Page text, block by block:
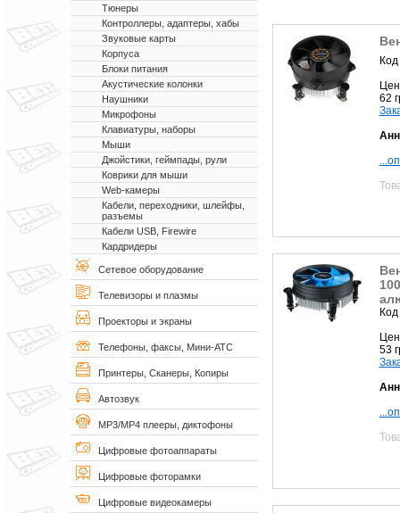
Тюнеры
Контроллеры, адаптеры, хабы
Звуковые карты
Корпуса
Блоки питания
Акустические колонки
Наушники
Микрофоны
Клавиатуры, наборы
Мыши
Джойстики, геймпады, рули
Коврики для мыши
Web-камеры
Кабели, переходники, шлейфы,
разъемы
Кабели USB, Firewire
Кардридеры
Сетевое оборудование
Телевизоры и плазмы
Проекторы и экраны
Телефоны, факсы, Мини-АТС
Принтеры, Сканеры, Копиры
Автозвук
MP3/MP4 плееры, диктофоны
Цифровые фотоаппараты
Цифровые фоторамки
Цифровые видеокамеры
62
53